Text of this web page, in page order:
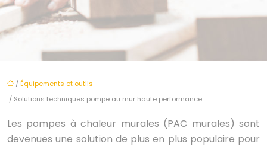
/Équipements et outils
/ Solutions techniques pompe au mur haute performance
Les pompes à chaleur murales (PAC murales) sont
devenues une solution de plus en plus populaire pour